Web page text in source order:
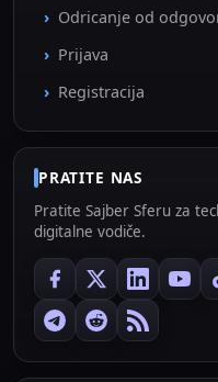
Odricanje od
Prijava
Registracija
PRATITE NAS
Pratite Sajber Sferu za
digitalne vodiče.